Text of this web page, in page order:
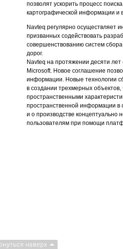
позволят ускорить процесс
картографической информации и
Navteq регулярно осуществляет
призванных содействовать
совершенствованию систем
дорог.
Navteq на протяжении десяти
Microsoft. Новое соглашение
информации. Новые технологии
в создании трехмерных
пространственными
пространственной информации в
и о производстве концептуально
пользователям при помощи